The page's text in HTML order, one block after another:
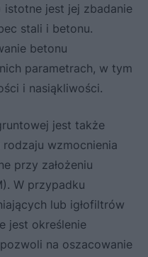
istotne jest jej zbadanie
stali i betonu.
betonu
parametrach, w tym
i nasiąkliwości.
jest także
wzmocnienia
przy założeniu
W przypadku
lub igłofiltrów
jest określenie
na oszacowanie